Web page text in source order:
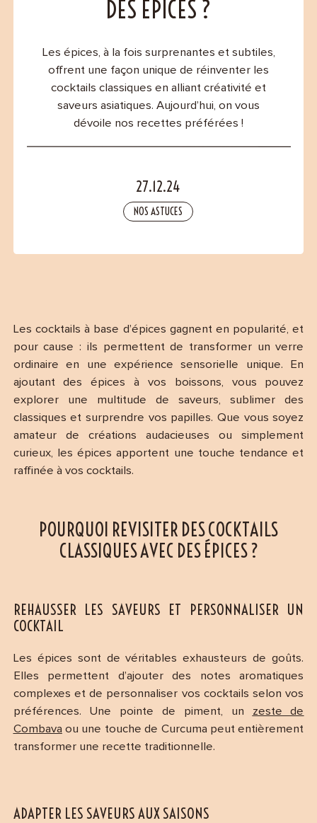
DES ÉPICES ?
Les épices, à la fois surprenantes et subtiles,
offrent une façon unique de réinventer les
cocktails classiques en alliant créativité et
saveurs asiatiques. Aujourd’hui, on vous
dévoile nos recettes préférées !
27.12.24
NOS ASTUCES
Les cocktails à base d’épices gagnent en popularité, et
pour cause : ils permettent de transformer un verre
ordinaire en une expérience sensorielle unique. En
ajoutant des épices à vos boissons, vous pouvez
explorer une multitude de saveurs, sublimer des
classiques et surprendre vos papilles. Que vous soyez
amateur de créations audacieuses ou simplement
curieux, les épices apportent une touche tendance et
raffinée à vos cocktails.
POURQUOI REVISITER DES COCKTAILS
CLASSIQUES AVEC DES ÉPICES ?
REHAUSSER LES SAVEURS ET PERSONNALISER UN
COCKTAIL
Les épices sont de véritables exhausteurs de goûts.
Elles permettent d’ajouter des notes aromatiques
complexes et de personnaliser vos cocktails selon vos
préférences. Une pointe de piment, un zeste de
Combava ou une touche de Curcuma peut entièrement
transformer une recette traditionnelle.
ADAPTER LES SAVEURS AUX SAISONS